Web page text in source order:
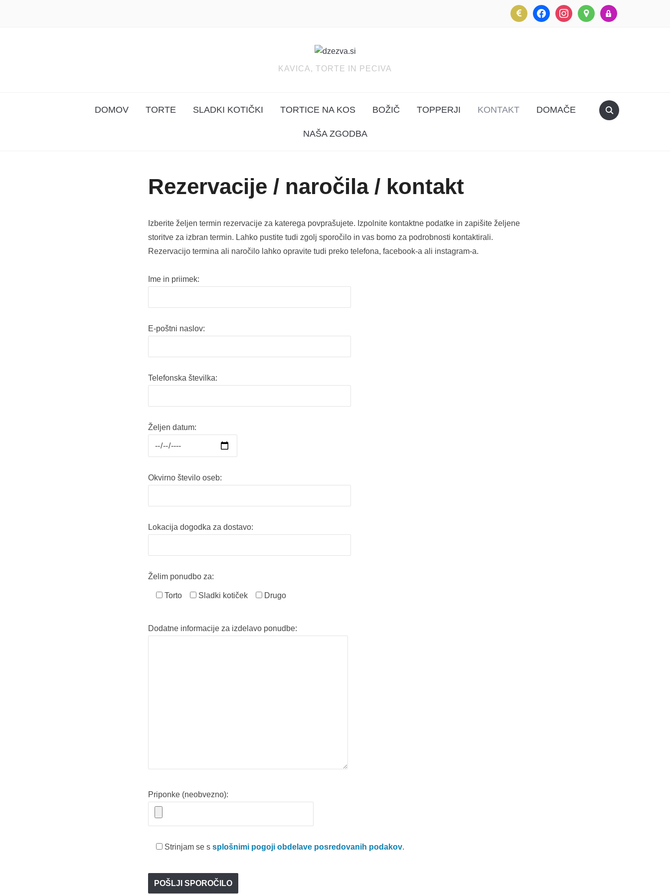
eur facebookinstagrammap-
marker
lock
KAVICA, TORTE IN PECIVA
DOMOV TORTE SLADKI KOTIČKI TORTICE NA KOS BOŽIČ TOPPERJI KONTAKT DOMAČE
NAŠA ZGODBA
Rezervacije / naročila / kontakt
Izberite željen termin rezervacije za katerega povprašujete. Izpolnite kontaktne podatke in zapišite željene
storitve za izbran termin. Lahko pustite tudi zgolj sporočilo in vas bomo za podrobnosti kontaktirali.
Rezervacijo termina ali naročilo lahko opravite tudi preko telefona, facebook-a ali instagram-a.
Ime in priimek:
E-poštni naslov:
Telefonska številka:
Željen datum:
Okvirno število oseb:
Lokacija dogodka za dostavo:
Želim ponudbo za:
Torto Sladki kotiček Drugo
Dodatne informacije za izdelavo ponudbe:
Priponke (neobvezno):
Strinjam se s splošnimi pogoji obdelave posredovanih podakov.